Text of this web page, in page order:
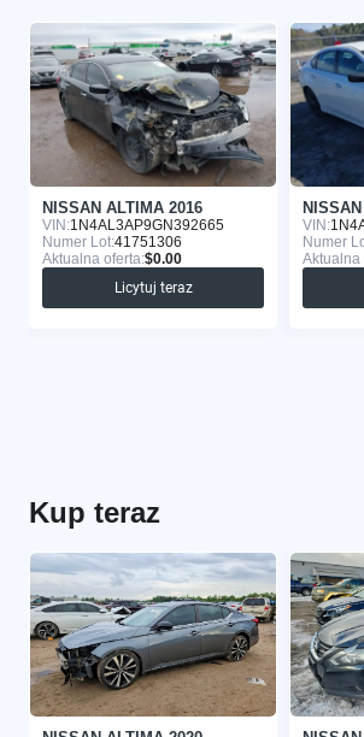
NISSAN ALTIMA 2016
VIN:1N4AL3AP9GN392665
Numer Lot:41751306
Aktualna oferta:$0.00
Licytuj teraz
VIN:
Numer
Aktualna
Kup teraz